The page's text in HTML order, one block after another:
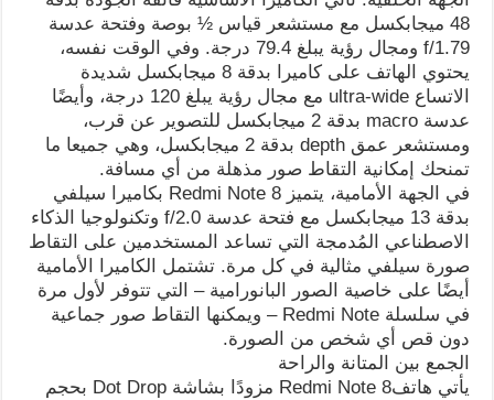
48 ميجابكسل مع مستشعر قياس ½ بوصة وفتحة عدسة
f/1.79 ومجال رؤية يبلغ 79.4 درجة. وفي الوقت نفسه،
يحتوي الهاتف على كاميرا بدقة 8 ميجابكسل شديدة
الاتساع ultra-wide مع مجال رؤية يبلغ 120 درجة، وأيضًا
عدسة macro بدقة 2 ميجابكسل للتصوير عن قرب،
ومستشعر عمق depth بدقة 2 ميجابكسل، وهي جميعا ما
تمنحك إمكانية التقاط صور مذهلة من أي مسافة.
في الجهة الأمامية، يتميز Redmi Note 8 بكاميرا سيلفي
بدقة 13 ميجابكسل مع فتحة عدسة f/2.0 وتكنولوجيا الذكاء
الاصطناعي المُدمجة التي تساعد المستخدمين على التقاط
صورة سيلفي مثالية في كل مرة. تشتمل الكاميرا الأمامية
أيضًا على خاصية الصور البانورامية – التي تتوفر لأول مرة
في سلسلة Redmi Note – ويمكنها التقاط صور جماعية
دون قص أي شخص من الصورة.
الجمع بين المتانة والراحة
يأتي هاتفRedmi Note 8 مزودًا بشاشة Dot Drop بحجم